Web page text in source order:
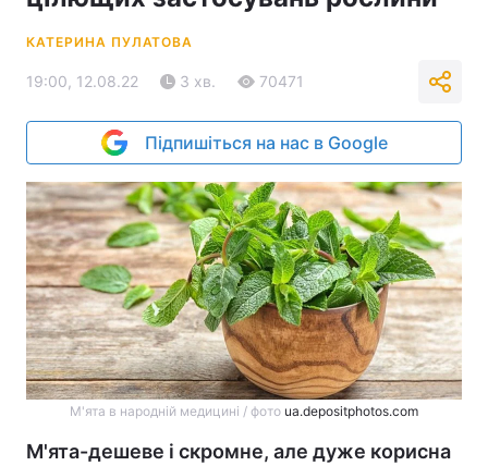
КАТЕРИНА ПУЛАТОВА
19:00, 12.08.22 3 хв. 70471
Підпишіться на нас в Google
М'ята в народній медицині / фото ua.depositphotos.com
М'ята-дешеве і скромне, але дуже корисна